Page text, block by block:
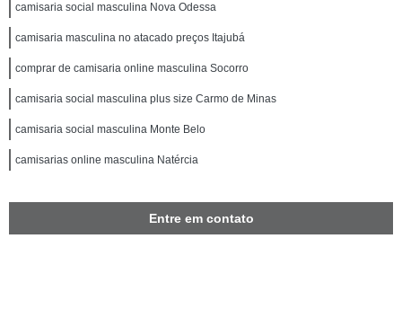
camisaria social masculina Nova Odessa
camisaria masculina no atacado preços Itajubá
comprar de camisaria online masculina Socorro
camisaria social masculina plus size Carmo de Minas
camisaria social masculina Monte Belo
camisarias online masculina Natércia
Entre em contato